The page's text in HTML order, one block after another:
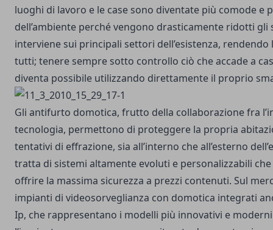
luoghi di lavoro e le case sono diventate più comode e
dell’ambiente perché vengono drasticamente ridotti gli
interviene sui principali settori dell’esistenza,
tutti; tenere sempre sotto controllo ciò che accade a
diventa possibile utilizzando direttamente il proprio
Gli antifurto domotica, frutto della collaborazione fra
tecnologia, permettono di proteggere la propria
tentativi di effrazione, sia all’interno che all’esterno
tratta di sistemi altamente evoluti e personalizzabili
offrire la massima sicurezza a prezzi contenuti. Sul
impianti di videosorveglianza con domotica integrati
Ip, che rappresentano i modelli più innovativi e